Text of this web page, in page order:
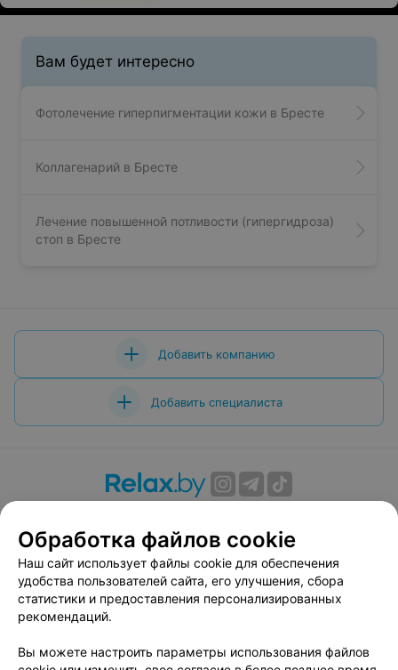
Вам будет интересно
Фотолечение гиперпигментации кожи в Бресте
Коллагенарий в Бресте
Лечение повышенной потливости (гипергидроза)
стоп в Бресте
Добавить компанию
Добавить специалиста
Вакансии
Публичный договор
Способы оплаты
Публичный договор по использованию сервиса
«Афиша»
Пользовательское соглашение
Связаться по вопросам сотрудничества
Обработка файлов cookie
Наш сайт использует файлы cookie для обеспечения
удобства пользователей сайта, его улучшения, сбора
статистики и предоставления персонализированных
рекомендаций.
Вы можете настроить параметры использования файлов